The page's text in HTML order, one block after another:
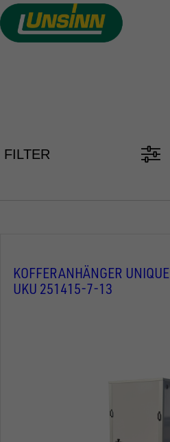
Direkt
zum
Inhalt
FILTER
KOFFERANHÄNGER UNIQUE
UKU 251415-7-13